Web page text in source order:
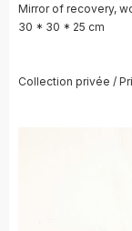
Mirror of recovery,
30 * 30 * 25 cm
Collection privée /